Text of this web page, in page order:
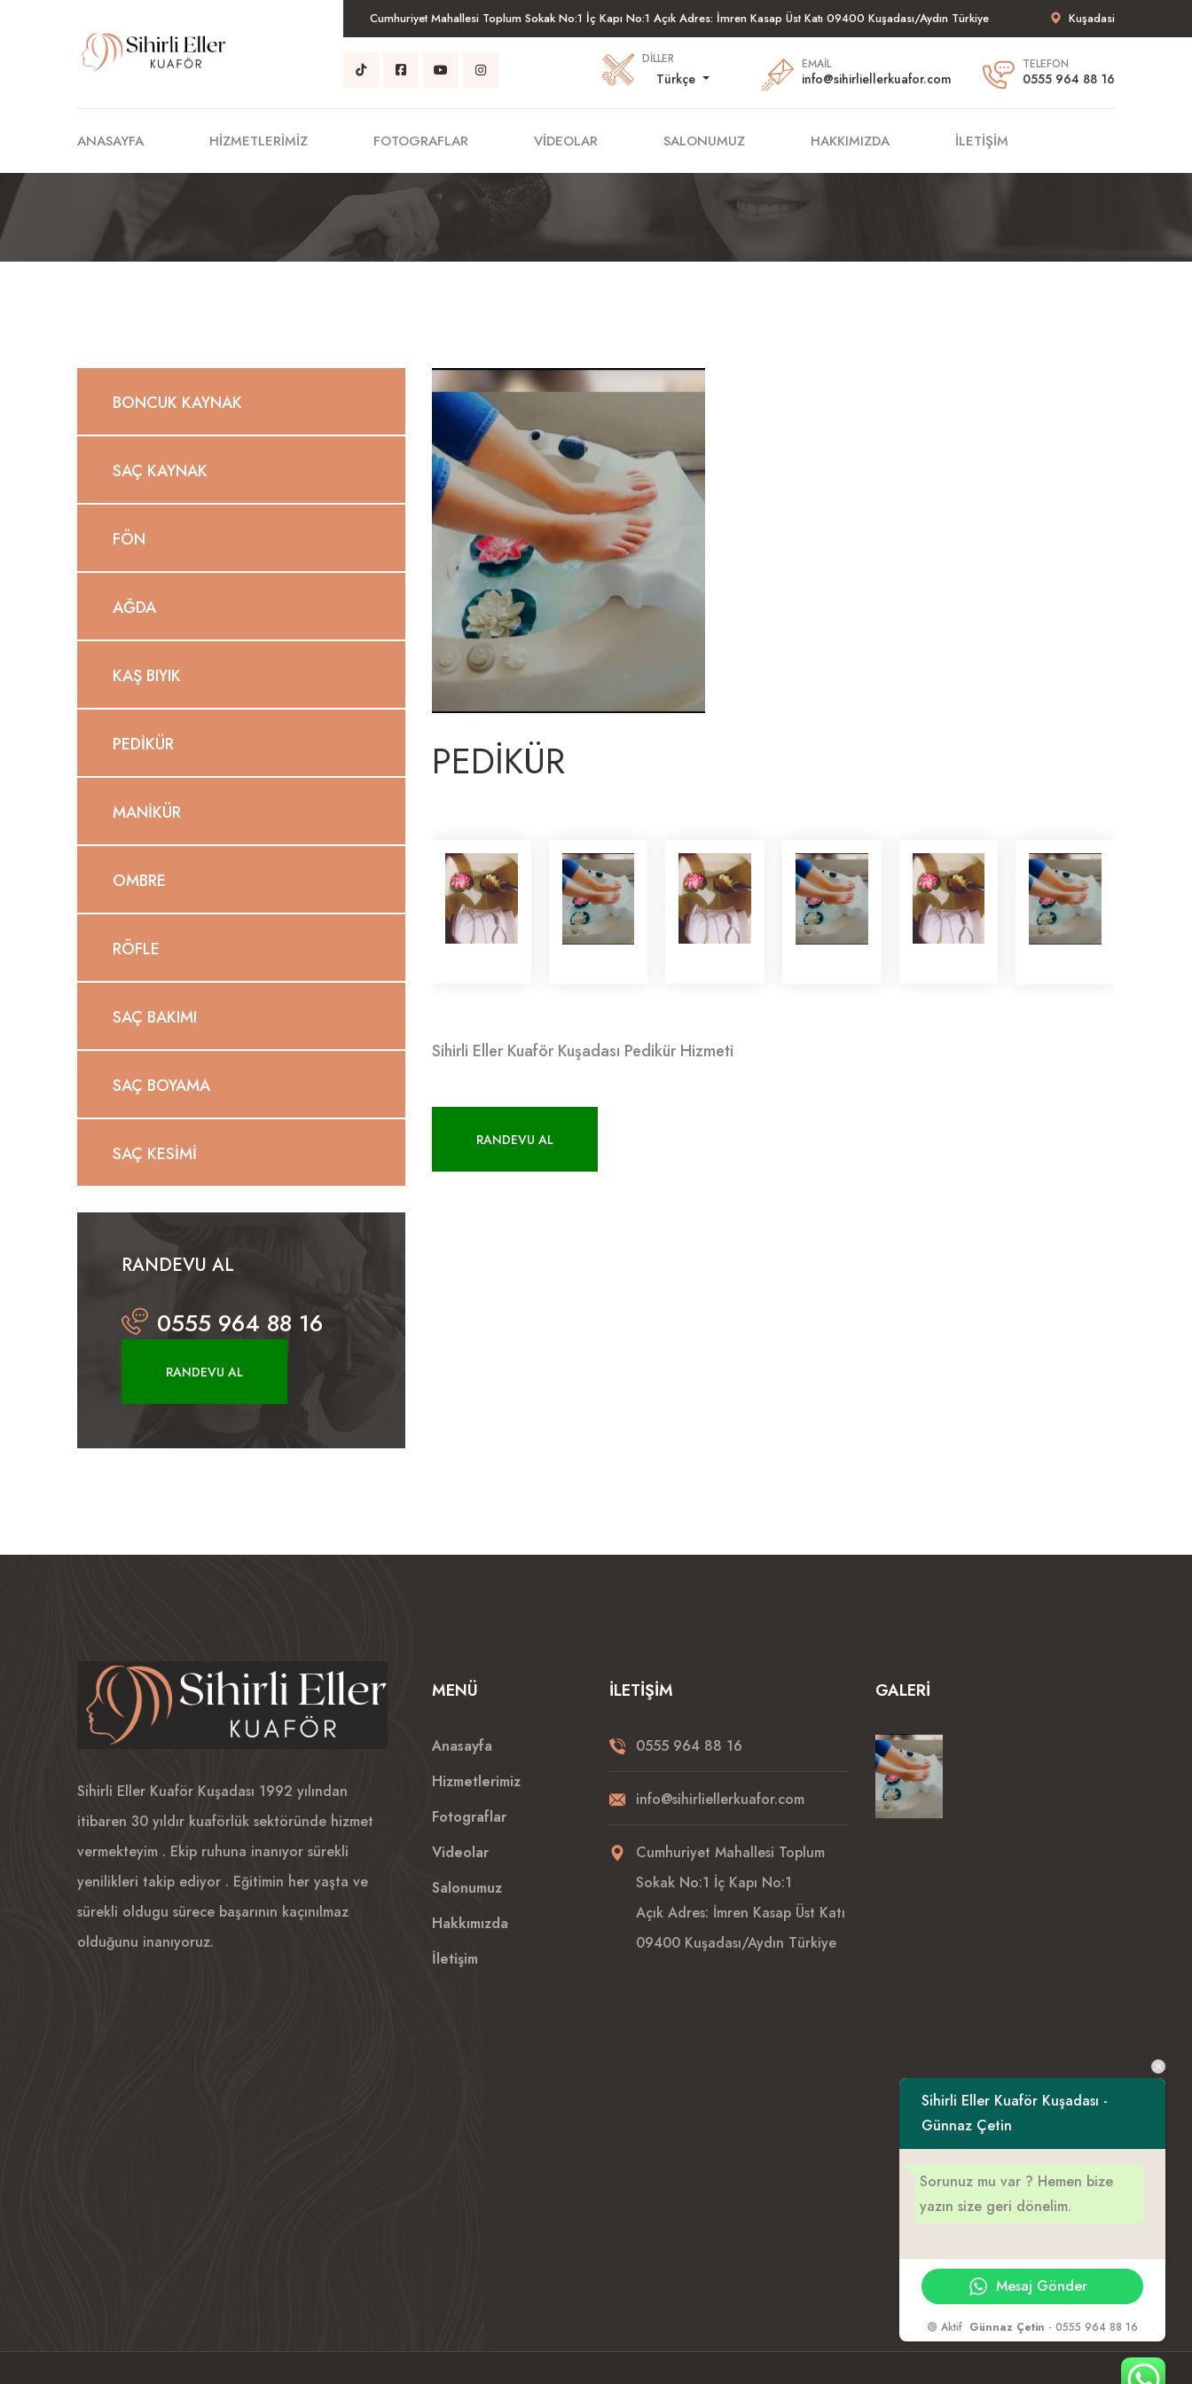
Cumhuriyet Mahallesi Toplum Sokak No:1 İç Kapı No:1 Açık Adres: İmren Kasap Üst Katı 09400 Kuşadası/Aydın Türkiye Kuşadasi
DILLER
Türkçe
EMAIL
info@sihirliellerkuafor.com
TELEFON
0555 964 88 16
ANASAYFA HIZMETLERIMIZ FOTOGRAFLAR VIDEOLAR SALONUMUZ HAKKIMIZDA İLETIŞIM
BONCUK KAYNAK
SAÇ KAYNAK
FÖN
AĞDA
KAŞ BIYIK
PEDIKÜR
MANIKÜR
OMBRE
RÖFLE
SAÇ BAKIMI
SAÇ BOYAMA
SAÇ KESIMI
RANDEVU AL
0555 964 88 16
RANDEVU AL
PEDIKÜR
Sihirli Eller Kuaför Kuşadası Pedikür Hizmeti
RANDEVU AL
Sihirli Eller Kuaför Kuşadası 1992 yılından
itibaren 30 yıldır kuaförlük sektöründe hizmet
vermekteyim . Ekip ruhuna inanıyor sürekli
yenilikleri takip ediyor . Eğitimin her yaşta ve
sürekli oldugu sürece başarının kaçınılmaz
olduğunu inanıyoruz.
MENÜ
Anasayfa
Hizmetlerimiz
Fotograflar
Videolar
Salonumuz
Hakkımızda
İletişim
İLETIŞIM
0555 964 88 16
info@sihirliellerkuafor.com
Cumhuriyet Mahallesi Toplum
Sokak No:1 İç Kapı No:1
Açık Adres: İmren Kasap Üst Katı
09400 Kuşadası/Aydın Türkiye
GALERI
Sihirli Eller Kuaför Kuşadası -
Günnaz Çetin
Sorunuz mu var ? Hemen bize
yazın size geri dönelim.
Mesaj Gönder
🟢 Aktif Günnaz Çetin - 0555 964 88 16